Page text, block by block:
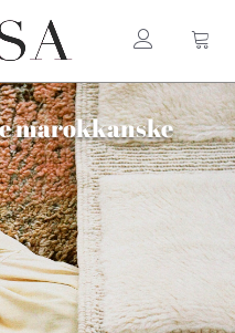
marokkanske